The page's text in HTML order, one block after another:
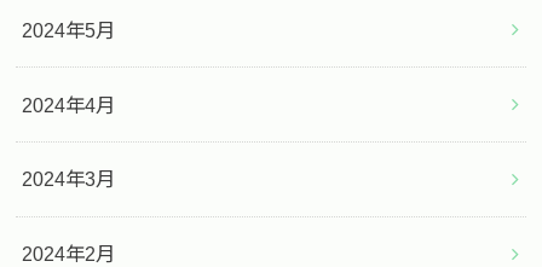
2024年5月
2024年4月
2024年3月
2024年2月